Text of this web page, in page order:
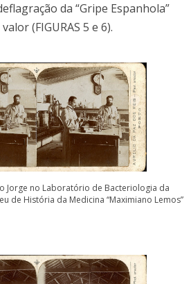
da “Gripe Espanhola”
(FIGURAS 5 e 6).
Jorge no Laboratório de Bacteriologia da
de História da Medicina “Maximiano Lemos”